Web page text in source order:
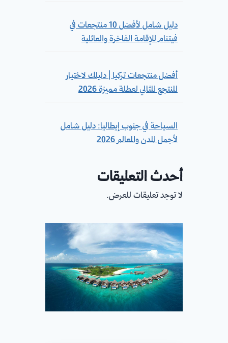
دليل شامل لأفضل 10 منتجعات في
فيتنام للإقامة الفاخرة والعائلية
أفضل منتجعات تركيا | دليلك لاختيار
المنتجع المثالي لعطلة مميزة 2026
السياحة في جنوب إيطاليا: دليل شامل
لأجمل المدن والمعالم 2026
أحدث التعليقات
لا توجد تعليقات للعرض.